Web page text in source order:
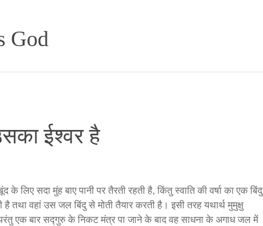
God
ईश्वर है
के लिए सदा मुंह बाए पानी पर तैरती रहती है, किंतु स्वाति की वर्षा का एक बिंदु
वहां उस जल बिंदु से मोती तैयार करती है। इसी तरह यथार्थ मुमुक्षु
एक बार सद्गुरु के निकट मंत्र पा जाने के बाद वह साधना के अगाध जल में